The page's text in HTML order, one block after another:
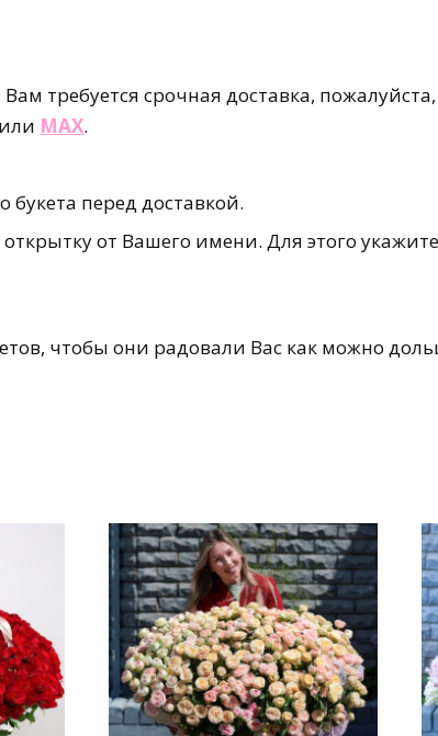
требуется срочная доставка,
или MAX.
перед доставкой.
от Вашего имени. Для этого
чтобы они радовали Вас как можно